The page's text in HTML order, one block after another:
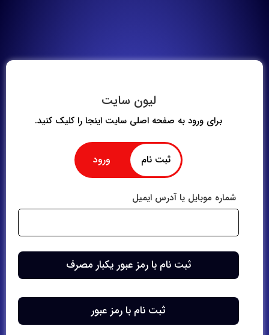
لیون سایت
برای ورود به صفحه اصلی سایت اینجا را کلیک کنید.
ثبت نام ورود
شماره موبایل یا آدرس ایمیل
ثبت نام با رمز عبور یکبار مصرف
ثبت نام با رمز عبور
شماره موبایل یا آدرس ایمیل
رمز عبور